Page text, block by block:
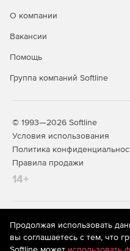
О компании
Вакансии
Помощь
Группа компаний Softline
© 1993—2026 Softline
Условия использования
Политика
Правила продажи
14+
На информационном
рекомендательные
предоставления информации
Продолжая использовать
вы соглашаетесь с тем, что